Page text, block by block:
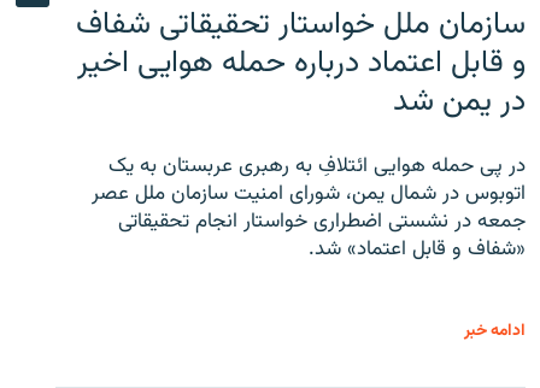
سازمان ملل خواستار تحقیقاتی شفاف
و قابل اعتماد درباره حمله هوایی اخیر
در یمن شد
در پی حمله هوایی ائتلافِ به رهبری عربستان به یک
اتوبوس در شمال یمن، شورای امنیت سازمان ملل عصر
جمعه در نشستی اضطراری خواستار انجام تحقیقاتی
«شفاف و قابل اعتماد» شد.
ادامه خبر